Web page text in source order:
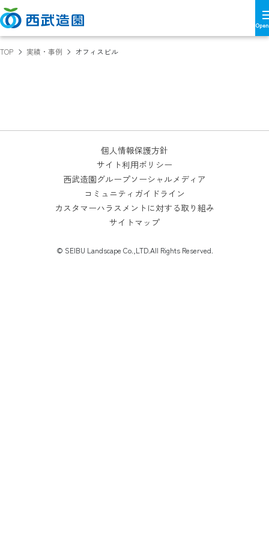
TOP 実績・事例 オフィスビル
個人情報保護方針
サイト利用ポリシー
西武造園グループソーシャルメディア
コミュニティガイドライン
カスタマーハラスメントに対する取り組み
サイトマップ
© SEIBU Landscape Co.,LTD.All Rights Reserved.